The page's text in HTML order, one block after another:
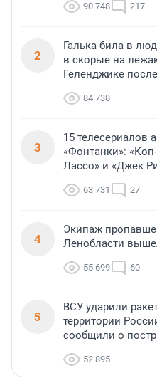
90 748 217
2
Галька била в
в скорые на
Геленджике
84 738
3
15 телесериалов
«Фонтанки»:
Лассо» и «Джек
63 731 27
4
Экипаж
Ленобласти
55 699 60
5
ВСУ ударили
территории
сообщили о
52 895